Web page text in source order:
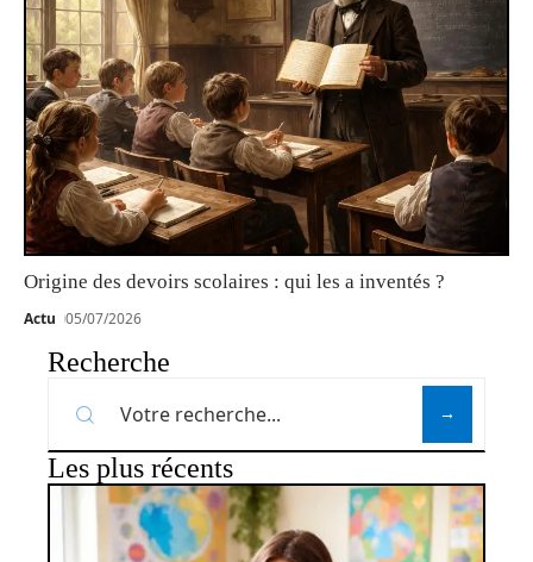
Origine des devoirs scolaires : qui les a inventés ?
Actu 05/07/2026
Recherche
Les plus récents